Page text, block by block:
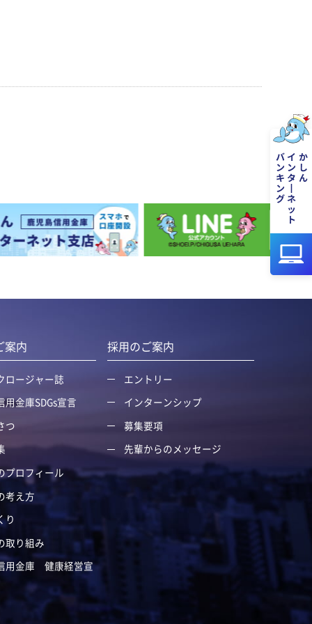
案内
ロージャー誌
用金庫SDGs宣言
つ
プロフィール
考え方
り
取り組み
用金庫 健康経営宣
採用のご案内
エントリー
インターンシップ
募集要項
先輩からのメッセージ